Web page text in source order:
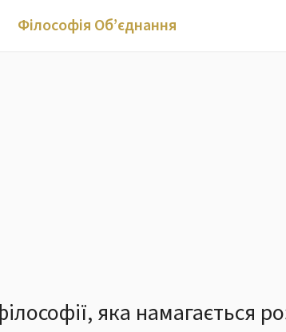
Філософія Об’єднання
яка намагається